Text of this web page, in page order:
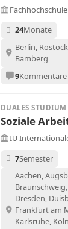
24Monate
Berlin,
Bamberg
9Kommentare
DUALES STUDIUM
Soziale
IU
7Semester
Aachen,
Dresden,
Frankfurt am
Karlsruhe,